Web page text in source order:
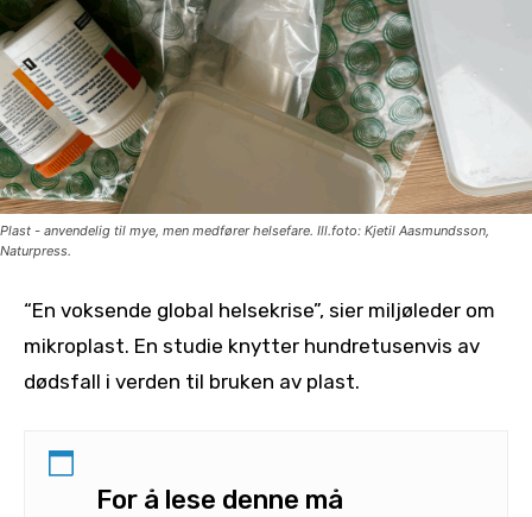
Plast - anvendelig til mye, men medfører helsefare. Ill.foto: Kjetil Aasmundsson,
Naturpress.
“En voksende global helsekrise”, sier miljøleder om
mikroplast. En studie knytter hundretusenvis av
dødsfall i verden til bruken av plast.
For å lese denne må